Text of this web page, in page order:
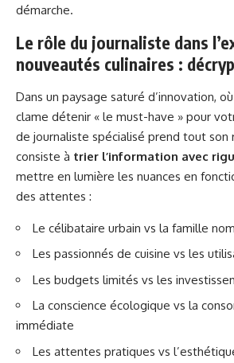
démarche.
Le rôle du journaliste dans
nouveautés culinaires :
Dans un paysage saturé d’innovation,
clame détenir « le must-have » pour
de journaliste spécialisé prend tout son
consiste à trier l’information avec
mettre en lumière les nuances en
des attentes :
Le célibataire urbain vs la famille
Les passionnés de cuisine vs les
Les budgets limités vs les
La conscience écologique vs la
immédiate
Les attentes pratiques vs